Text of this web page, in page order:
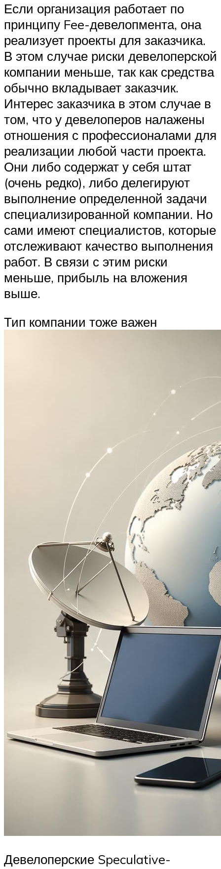
Если организация работает по
принципу Fee-девелопмента, она
реализует проекты для заказчика.
В этом случае риски девелоперской
компании меньше, так как средства
обычно вкладывает заказчик.
Интерес заказчика в этом случае в
том, что у девелоперов налажены
отношения с профессионалами для
реализации любой части проекта.
Они либо содержат у себя штат
(очень редко), либо делегируют
выполнение определенной задачи
специализированной компании. Но
сами имеют специалистов, которые
отслеживают качество выполнения
работ. В связи с этим риски
меньше, прибыль на вложения
выше.
Тип компании тоже важен
Девелоперские Speculative-